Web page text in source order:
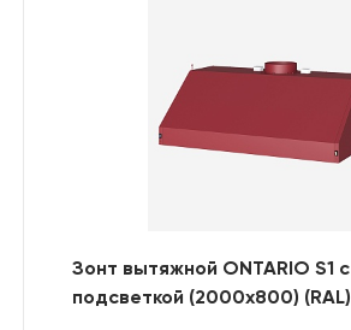
Зонт вытяжной ONTARIO S1 с
подсветкой (2000x800) (RAL)